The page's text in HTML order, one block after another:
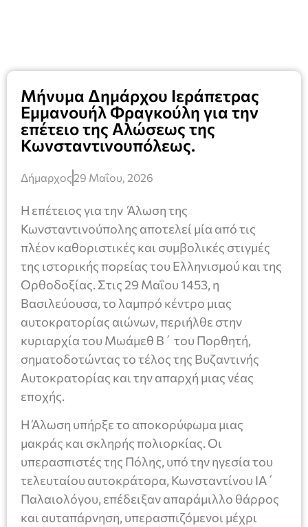
Μήνυμα Δημάρχου Ιεράπετρας
Εμμανουήλ Φραγκούλη για την
επέτειο της Αλώσεως της
Κωνσταντινουπόλεως.
Δήμαρχος 29 Μαΐου, 2026
Η επέτειος για την Άλωση της
Κωνσταντινούπολης αποτελεί μία από τις
πλέον καθοριστικές και συμβολικές στιγμές
της ιστορικής πορείας του Ελληνισμού και της
Ορθοδοξίας. Στις 29 Μαΐου 1453, η
Βασιλεύουσα, το λαμπρό κέντρο μιας
αυτοκρατορίας αιώνων, περιήλθε στην
κυριαρχία του Μωάμεθ Β΄ του Πορθητή,
σηματοδοτώντας το τέλος της Βυζαντινής
Αυτοκρατορίας και την απαρχή μιας νέας
εποχής.
Η Άλωση υπήρξε το αποκορύφωμα μιας
μακράς και σκληρής πολιορκίας. Οι
υπερασπιστές της Πόλης, υπό την ηγεσία του
τελευταίου αυτοκράτορα, Κωνσταντίνου ΙΑ΄
Παλαιολόγου, επέδειξαν απαράμιλλο θάρρος
και αυταπάρνηση, υπερασπιζόμενοι μέχρι